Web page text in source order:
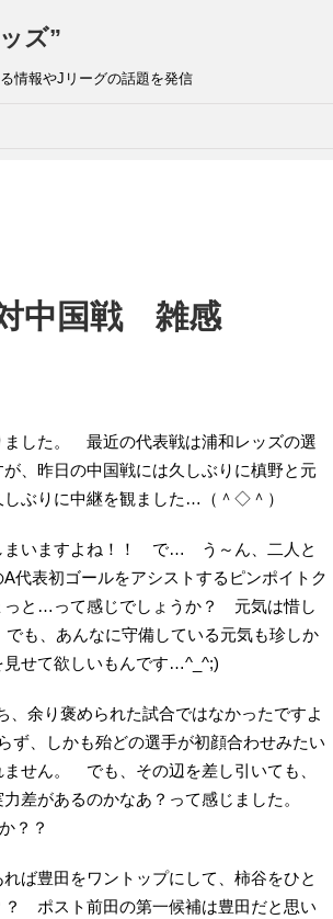
ズ”
情報やJリーグの話題を発信
中国戦 雑感
ました。 最近の代表戦は浦和レッズの選
、昨日の中国戦には久しぶりに槙野と元
ぶりに中継を観ました…（＾◇＾）
まいますよね！！ で… う～ん、二人と
表初ゴールをアシストするピンポイトク
っと…って感じでしょうか？ 元気は惜し
も、あんなに守備している元気も珍しか
見せて欲しいもんです…^_^;)
余り褒められた試合ではなかったですよ
、しかも殆どの選手が初顔合わせみたい
せん。 でも、その辺を差し引いても、
差があるのかなあ？って感じました。
？？
ば豊田をワントップにして、柿谷をひと
？ ポスト前田の第一候補は豊田だと思い